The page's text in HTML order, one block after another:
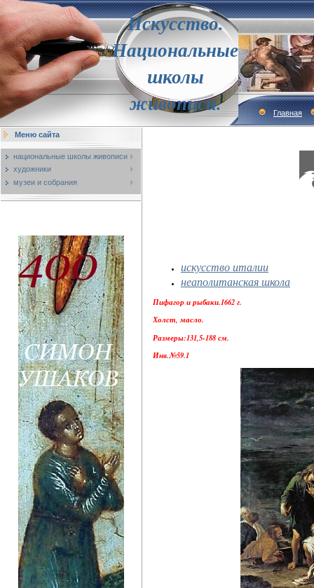
Искусство.
Национальные
школы
живописи.
Главная
Меню сайта
национальные школы живописи
художники
музеи и собрания
искусство италии
неаполитанская школа
Пифагор и рыбаки.1662 г.
Холст, масло.
Размеры:131,5-188 см.
Инв.№59.1